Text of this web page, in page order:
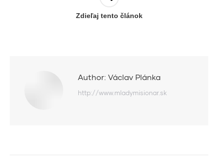
Zdieľaj tento článok
Author: Václav Plánka
http://www.mladymisionar.sk